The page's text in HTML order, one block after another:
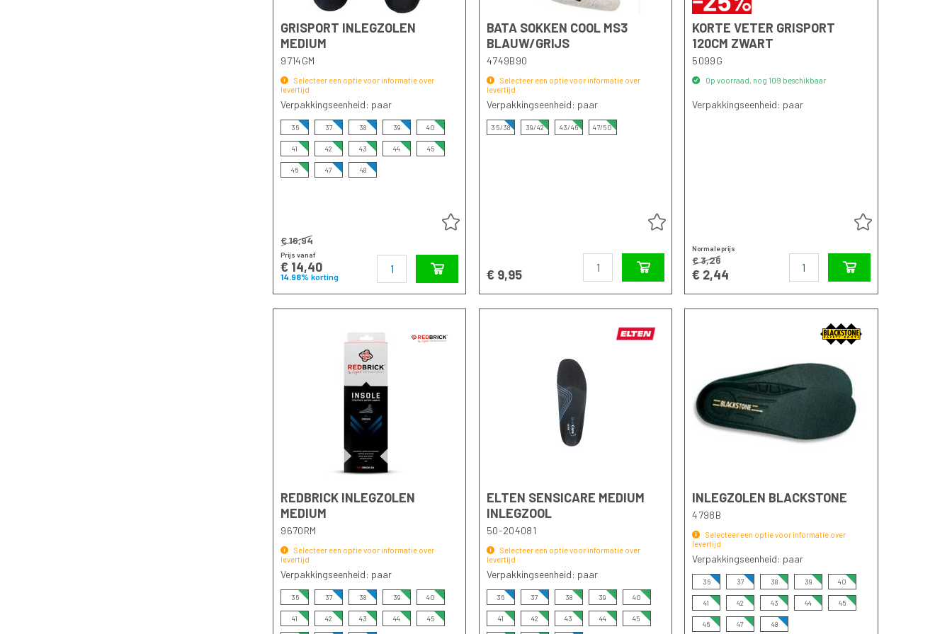
GRISPORT INLEGZOLEN
MEDIUM
9714GM
Selecteer een optie voor informatie over
levertijd
Verpakkingseenheid: paar
36 37 38 39 40
41 42 43 44 45
46 47 48
€ 16,94
Prijs vanaf
€ 14,40
14.98% korting
BATA SOKKEN COOL MS3
BLAUW/GRIJS
4749B90
Selecteer een optie voor informatie over
levertijd
Verpakkingseenheid: paar
35/38 39/42 43/46 47/50
€ 9,95
KORTE VETER GRISPORT
120CM ZWART
5099G
Op voorraad, nog 109 beschikbaar
Verpakkingseenheid: paar
Speciale
prijs
€ 2,44
Normale prijs
€ 3,26
REDBRICK INLEGZOLEN
MEDIUM
9670RM
Selecteer een optie voor informatie over
levertijd
Verpakkingseenheid: paar
36 37 38 39 40
41 42 43 44 45
ELTEN SENSICARE MEDIUM
INLEGZOOL
50-204081
Selecteer een optie voor informatie over
levertijd
Verpakkingseenheid: paar
36 37 38 39 40
41 42 43 44 45
INLEGZOLEN BLACKSTONE
4798B
Selecteer een optie voor informatie over
levertijd
Verpakkingseenheid: paar
36 37 38 39 40
41 42 43 44 45
46 47 48